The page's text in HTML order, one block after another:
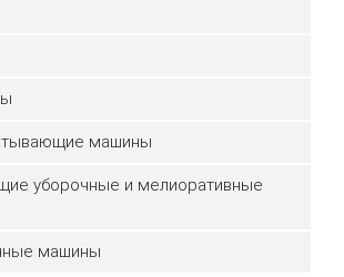
машины
уборочные и мелиоративные
машины